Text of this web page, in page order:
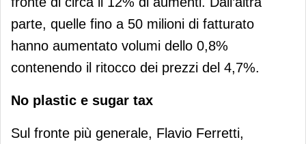
parte, quelle fino a 50 milioni di fatturato
hanno aumentato volumi dello 0,8%
contenendo il ritocco dei prezzi del 4,7%.
No plastic e sugar tax
Sul fronte più generale, Flavio Ferretti,